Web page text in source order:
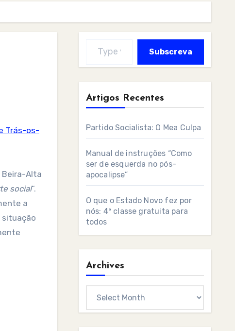
Trás-os-
Beira-Alta
social“.
a
situação
Subscreva
Artigos Recentes
Partido Socialista: O Mea Culpa
Manual de instruções “Como
ser de esquerda no pós-
apocalipse”
O que o Estado Novo fez por
nós: 4ª classe gratuita para
todos
Archives